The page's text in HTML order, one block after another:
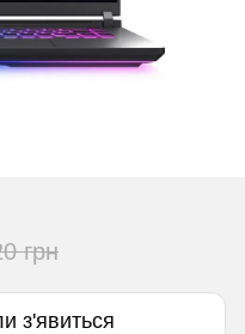
грн
з'явиться